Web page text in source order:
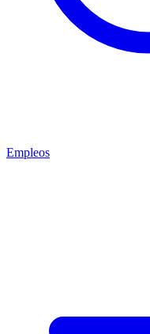
Empleos